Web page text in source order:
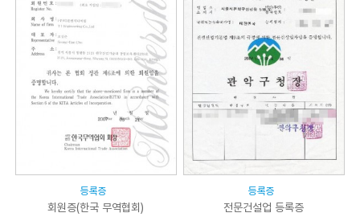
등록증
회원증(한국 무역협회)
등록증
전문건설업 등록증